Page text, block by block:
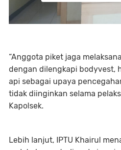
“Anggota piket jaga
dengan dilengkapi bodyvest,
api sebagai upaya
tidak diinginkan selama
Kapolsek.
Lebih lanjut, IPTU Khairul